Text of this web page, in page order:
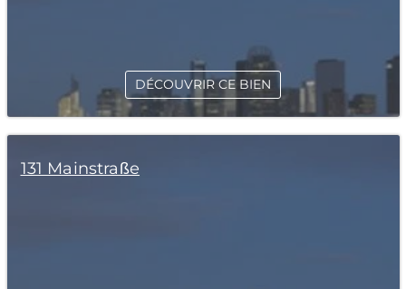
DÉCOUVRIR CE BIEN
131 Mainstraße